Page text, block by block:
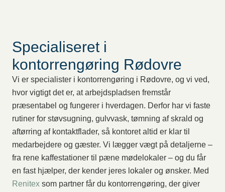
Specialiseret i
kontorrengøring Rødovre
Vi er specialister i kontorrengøring i Rødovre, og vi ved,
hvor vigtigt det er, at arbejdspladsen fremstår
præsentabel og fungerer i hverdagen. Derfor har vi faste
rutiner for støvsugning, gulvvask, tømning af skrald og
aftørring af kontaktflader, så kontoret altid er klar til
medarbejdere og gæster. Vi lægger vægt på detaljerne –
fra rene kaffestationer til pæne mødelokaler – og du får
en fast hjælper, der kender jeres lokaler og ønsker. Med
Renitex som partner får du kontorrengøring, der giver